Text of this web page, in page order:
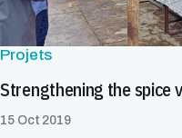
Projets
15 Oct 2019